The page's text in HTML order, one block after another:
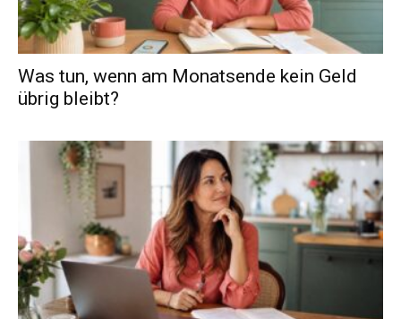
Was tun, wenn am Monatsende kein Geld
übrig bleibt?